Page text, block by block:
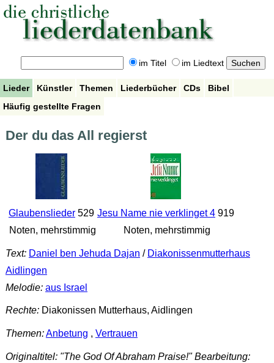
im Titel im Liedtext
Lieder Künstler Themen Liederbücher CDs
Bibel
Häufig gestellte Fragen
Der du das All regierst
Glaubenslieder529
Noten, mehrstimmig
Jesu Name nie verklinget 4919
Noten, mehrstimmig
Text: Daniel ben Jehuda Dajan / Diakonissenmutterhaus
Aidlingen
Melodie: aus Israel
Rechte:Diakonissen Mutterhaus, Aidlingen
Themen:Anbetung , Vertrauen
Originaltitel: "The God Of Abraham Praise!" Bearbeitung: